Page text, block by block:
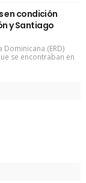
en condición
y Santiago
Dominicana (ERD)
se encontraban en